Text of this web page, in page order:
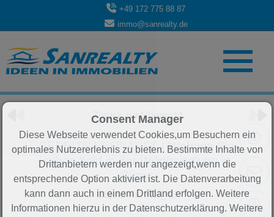
+49 172 775 88 87
immo@sanrealty.de
Zurück zur Übersicht
BEREITS VERKAUFT | Wohnen Sie
schon bald in der Wörthsiedlung in
Düren
Objekt-Nr.: Ref_43
Consent Manager
Diese Webseite verwendet Cookies,um Besuchern ein
optimales Nutzererlebnis zu bieten. Bestimmte Inhalte von
Drittanbietern werden nur angezeigt,wenn die
entsprechende Option aktiviert ist. Die Datenverarbeitung
kann dann auch in einem Drittland erfolgen. Weitere
Informationen hierzu in der Datenschutzerklärung. Weitere